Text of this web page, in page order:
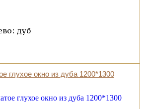
дуб
глухое окно из дуба 1200*1300